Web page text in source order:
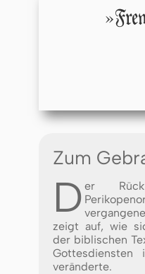
Zum
D er
zeigt auf, wie
der biblischen
veränderte.